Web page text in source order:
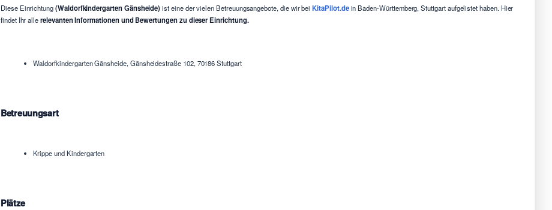
Diese Einrichtung(Waldorfkindergarten Gänsheide)ist eine der vielen Betreuungsangebote, die wir beiKitaPilot.dein Baden-Württemberg, Stuttgart aufgelistet haben. Hier
findet Ihr allerelevanten Informationen und Bewertungen zu dieser Einrichtung.
Waldorfkindergarten Gänsheide, Gänsheidestraße 102, 70186 Stuttgart
Betreuungsart
Krippe und Kindergarten
Plätze